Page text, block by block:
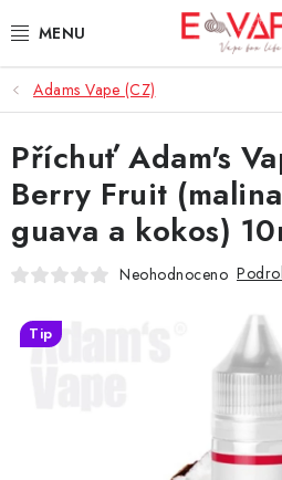
na
3D TISK
TIPY ZA DOBROU CENU
AROMATA A PŘÍCHUTĚ
BÁZE
E-LIQUIDY
Adams Vape (CZ)
Příchuť Adam's
Berry Fruit
guava a kokos)
Neohodnoceno
Tip